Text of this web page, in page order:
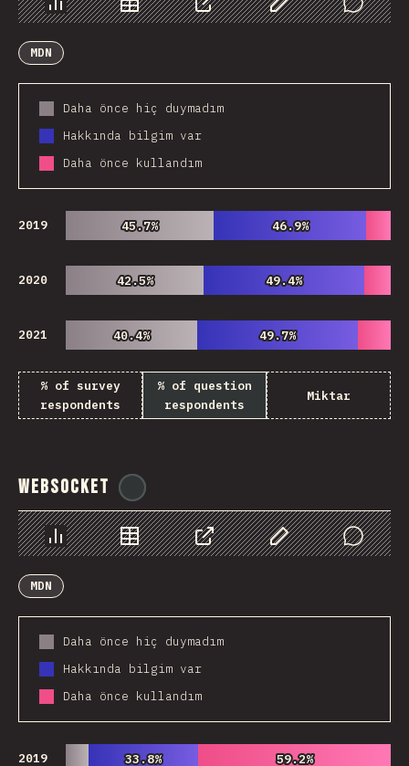
Chart Data Share Customize Data
Comments
MDN
Daha önce hiç duymadım
Hakkında bilgim var
Daha önce kullandım
2019 45.7%
45.7% 46.9%
46.9%
2020 42.5%
42.5% 49.4%
49.4%
2021 40.4%
40.4% 49.7%
49.7%
% of survey
respondents
% of question
respondents
Miktar
WebSocket
Chart Data Share Customize Data
Comments
MDN
Daha önce hiç duymadım
Hakkında bilgim var
Daha önce kullandım
2019 33.8%
33.8% 59.2%
59.2%